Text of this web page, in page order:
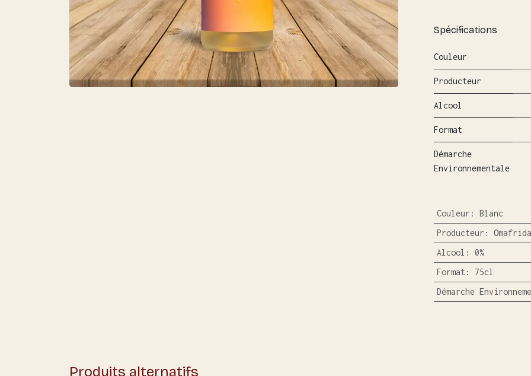
Spécifications
Couleur
Producteur
Alcool
Format
Démarche
Environnementale
Couleur : Blanc
Producteur : Omafrida
Alcool : 0%
Format : 75cl
Démarche
Produits alternatifs